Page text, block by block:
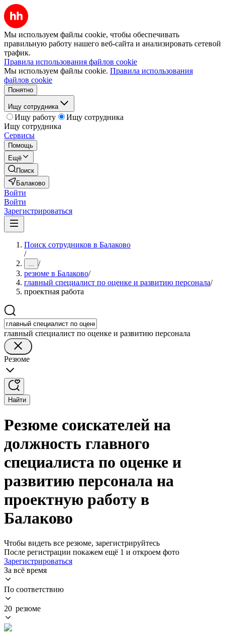
Мы используем файлы cookie, чтобы обеспечивать
правильную работу нашего веб-сайта и анализировать сетевой
трафик.
Правила использования файлов cookie
Мы используем файлы cookie. Правила использования
файлов cookie
Понятно
Ищу сотрудника
Ищу работу
Ищу сотрудника
Ищу сотрудника
Сервисы
Помощь
Ещё
Поиск
Балаково
Войти
Войти
Зарегистрироваться
Поиск сотрудников в Балаково
/
... /
резюме в Балаково/
главный специалист по оценке и развитию персонала/
проектная работа
главный специалист по оценке и развитию персонала
Резюме
Найти
Резюме соискателей на
должность главного
специалиста по оценке и
развитию персонала на
проектную работу в
Балаково
Чтобы видеть все резюме, зарегистрируйтесь
После регистрации покажем ещё 1 и откроем фото
Зарегистрироваться
За всё время
По соответствию
20 резюме